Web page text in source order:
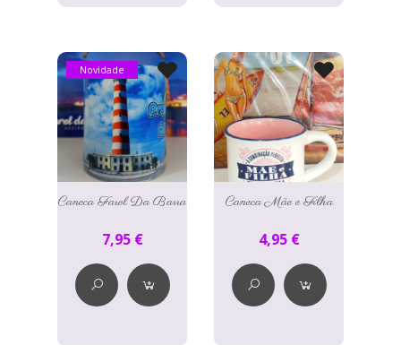
Novidade
Caneca Farol Da Barra
7,95 €
Caneca Mãe e Filha
4,95 €